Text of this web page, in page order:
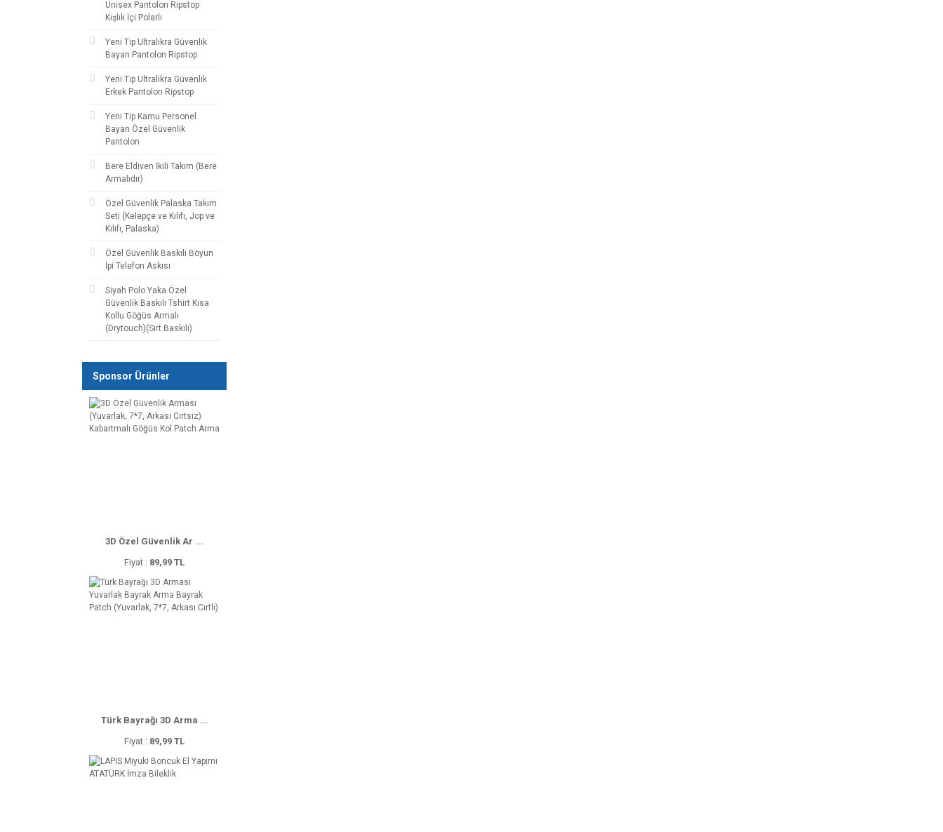
Unisex Pantolon Ripstop
Kışlık İçi Polarlı
Yeni Tip Ultralikra Güvenlik
Bayan Pantolon Ripstop
Yeni Tip Ultralikra Güvenlik
Erkek Pantolon Ripstop
Yeni Tip Kamu Personel
Bayan Özel Güvenlik
Pantolon
Bere Eldiven İkili Takım (Bere
Armalıdır)
Özel Güvenlik Palaska Takım
Seti (Kelepçe ve Kılıfı, Jop ve
Kılıfı, Palaska)
Özel Güvenlik Baskılı Boyun
İpi Telefon Askısı
Siyah Polo Yaka Özel
Güvenlik Baskılı Tshirt Kısa
Kollu Göğüs Armalı
(Drytouch)(Sırt Baskılı)
Sponsor Ürünler
3D Özel Güvenlik Ar ...
Fiyat : 89,99 TL
Türk Bayrağı 3D Arma ...
Fiyat : 89,99 TL